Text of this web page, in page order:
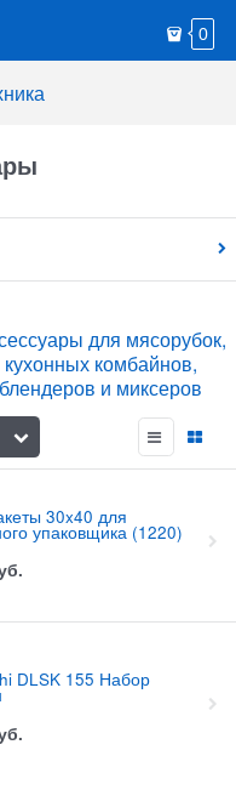
0
для мясорубок,
кухонных комбайнов,
блендеров и миксеров
30x40 для
упаковщика (1220)
DLSK 155 Набор